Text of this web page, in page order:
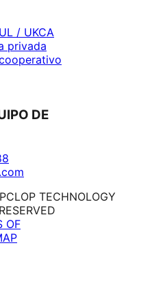
/ UKCA
privada
DE
TECHNOLOGY
OF